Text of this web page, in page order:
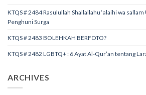
KTQS # 2484 Rasulullah Shallallahu ‘alaihi wa sallam
Penghuni Surga
KTQS # 2483 BOLEHKAH BERFOTO?
KTQS # 2482 LGBTQ+ : 6 Ayat Al-Qur’an tentang
ARCHIVES